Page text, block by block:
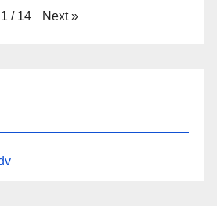
1 / 14 Next »